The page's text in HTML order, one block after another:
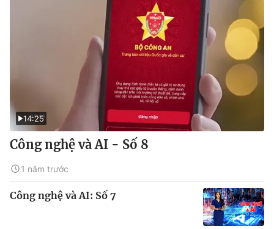
14:25
Công nghệ và AI - Số 8
1 năm trước
Công nghệ và AI: Số 7